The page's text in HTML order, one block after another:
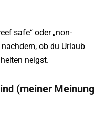
safe“ oder „non-
ob du Urlaub
neigst.
(meiner Meinung